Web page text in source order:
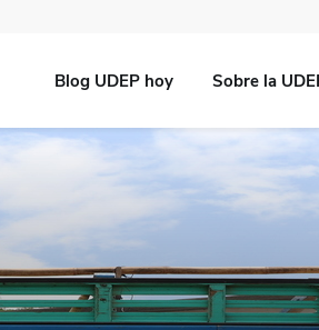
Blog UDEP hoy Sobre la